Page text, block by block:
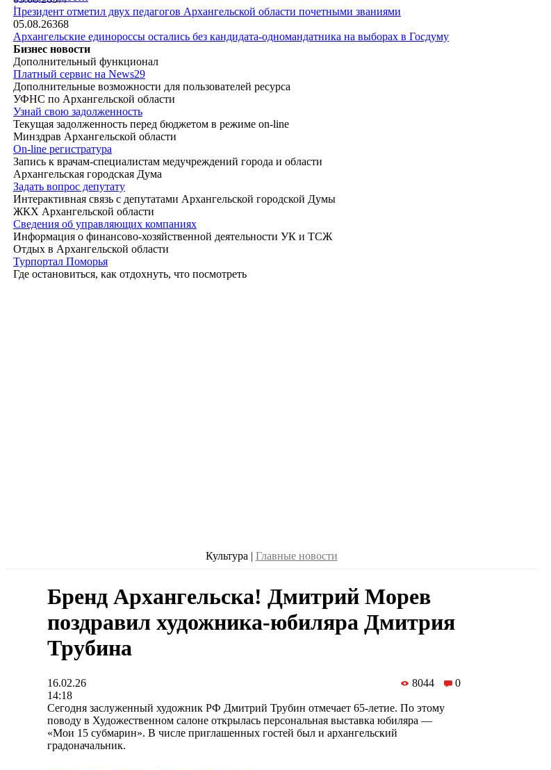
|
Президент отметил двух педагогов Архангельской области почетными званиями
05.08.26368
Архангельские единороссы остались без кандидата-одномандатника на выборах в Госдуму
Бизнес новости
Дополнительный функционал
Платный сервис на News29
Дополнительные возможности для пользователей ресурса
УФНС по Архангельской области
Узнай свою задолженность
Текущая задолженность перед бюджетом в режиме on-line
Минздрав Архангельской области
On-line регистратура
Запись к врачам-специалистам медучреждений города и области
Архангельская городская Дума
Задать вопрос депутату
Интерактивная связь с депутатами Архангельской городской Думы
ЖКХ Архангельской области
Сведения об управляющих компаниях
Информация о финансово-хозяйственной деятельности УК и ТСЖ
Отдых в Архангельской области
Турпортал Поморья
Где остановиться, как отдохнуть, что посмотреть
Культура | Главные новости
Бренд Архангельска! Дмитрий Морев
поздравил художника-юбиляра Дмитрия
Трубина
16.02.26
14:18
8044 0
Сегодня заслуженный художник РФ Дмитрий Трубин отмечает 65-летие. По этому
поводу в Художественном салоне открылась персональная выставка юбиляра —
«Мои 15 субмарин». В числе приглашенных гостей был и архангельский
градоначальник.